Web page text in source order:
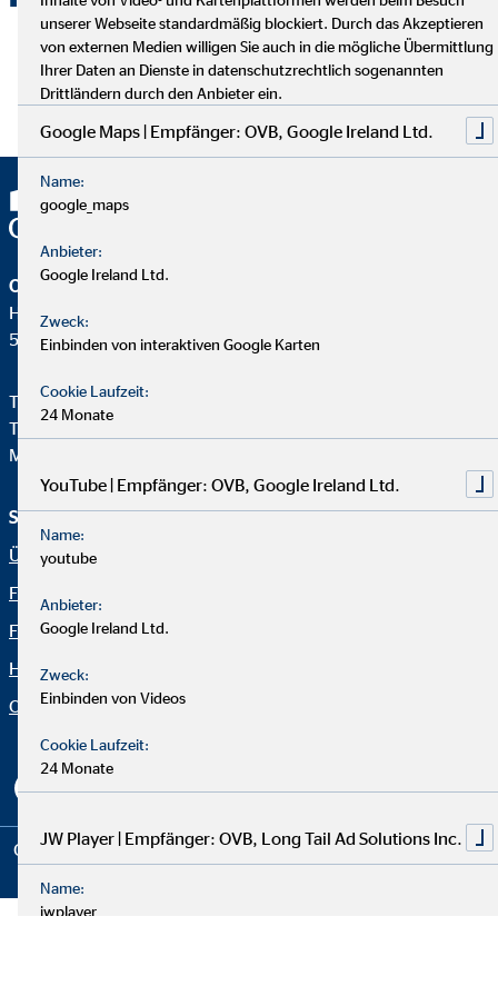
Link zur Aktion von Herrn Isserstedt:
Mehr über den kleinen Matteo, seine Familie und den
Hintergrund der Spendenaktion können Sie hier erfahren.
OVB Vermögensberatung AG
Heumarkt 1
50667 Köln
Telefon:+49 221 2015-0
Telefax: +49 221 2015-264
Mail:
Service und Informationen
Über OVB
Finanzlösungen
Finanzratgeber
Häufige Fragen
Organization: "Fakten OVB"
Rechtliche Hinweise
Copyright © 2026 by OVB Vermögensberatung AG | All Rights
unserer Webseite standardmäßig blockiert. Durch das Akzeptieren
von externen Medien willigen Sie auch in die mögliche Übermittlung
Ihrer Daten an Dienste in datenschutzrechtlich sogenannten
Drittländern durch den Anbieter ein.
Google Maps | Empfänger: OVB, Google Ireland Ltd.
Name:
google_maps
Anbieter:
Google Ireland Ltd.
Zweck:
Einbinden von interaktiven Google Karten
Cookie Laufzeit:
24 Monate
YouTube | Empfänger: OVB, Google Ireland Ltd.
Name:
youtube
Anbieter:
Google Ireland Ltd.
Zweck:
Einbinden von Videos
Cookie Laufzeit:
24 Monate
JW Player | Empfänger: OVB, Long Tail Ad Solutions Inc.
Name:
jwplayer